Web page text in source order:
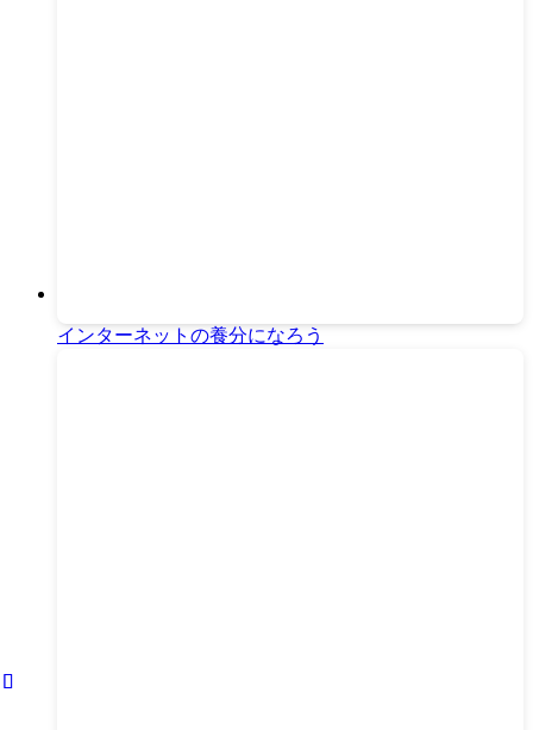
インターネットの養分になろう